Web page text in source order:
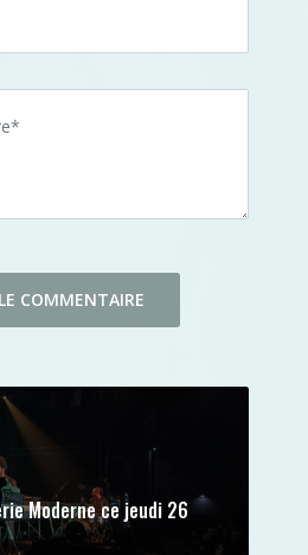
Moderne ce jeudi 26